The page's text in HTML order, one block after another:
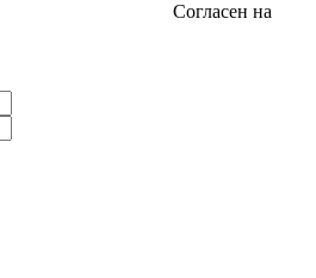
Согласен на